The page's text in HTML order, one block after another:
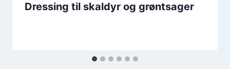
Dressing til skaldyr og grøntsager